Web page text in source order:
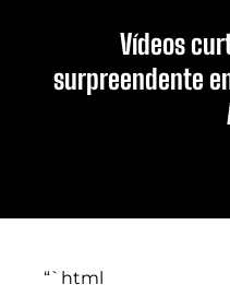
Vídeos
surpreendente
“`html